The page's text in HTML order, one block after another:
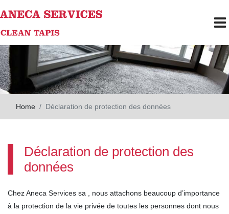
Home Déclaration de protection des données
Déclaration de protection des
données
Chez Aneca Services sa , nous attachons beaucoup d’importance
à la protection de la vie privée de toutes les personnes dont nous